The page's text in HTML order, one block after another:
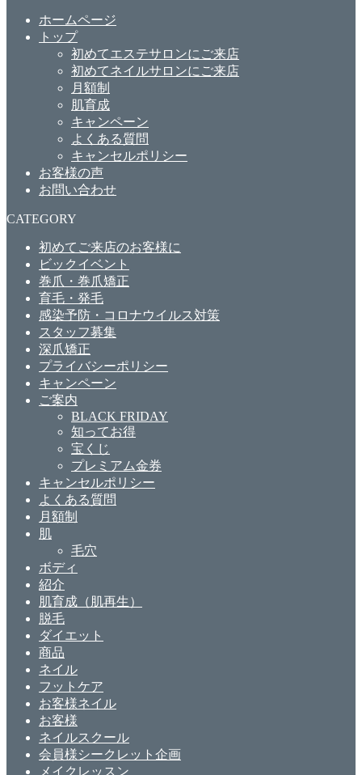
ホームページ
トップ
初めてエステサロンにご来店
初めてネイルサロンにご来店
月額制
肌育成
キャンペーン
よくある質問
キャンセルポリシー
お客様の声
お問い合わせ
CATEGORY
初めてご来店のお客様に
ビックイベント
巻爪・巻爪矯正
育毛・発毛
感染予防・コロナウイルス対策
スタッフ募集
深爪矯正
プライバシーポリシー
キャンペーン
ご案内
BLACK FRIDAY
知ってお得
宝くじ
プレミアム金券
キャンセルポリシー
よくある質問
月額制
肌
毛穴
ボディ
紹介
肌育成（肌再生）
脱毛
ダイエット
商品
ネイル
フットケア
お客様ネイル
お客様
ネイルスクール
会員様シークレット企画
メイクレッスン